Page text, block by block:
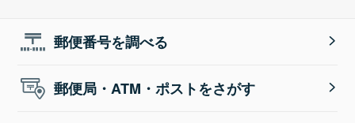
郵便番号を調べる
郵便局・ATM・ポストをさがす